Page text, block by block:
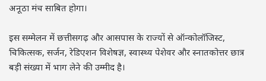
अनूठा मंच साबित होगा।
इस सम्मेलन में छत्तीसगढ़ और आसपास के राज्यों से ऑन्कोलॉजिस्ट,
चिकित्सक, सर्जन, रेडिएशन विशेषज्ञ, स्वास्थ्य पेशेवर और स्नातकोत्तर छात्र
बड़ी संख्या में भाग लेने की उम्मीद है।